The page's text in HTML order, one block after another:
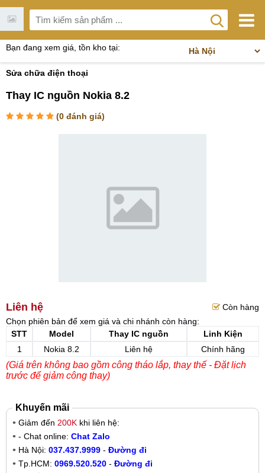
Bạn đang xem giá, tồn kho tại:
Sửa chữa điện thoại
Thay IC nguồn Nokia 8.2
(0 đánh giá)
Liên hệ
Còn hàng
Chọn phiên bản để xem giá và chi nhánh còn hàng:
STT
Model Thay IC nguồn
Linh Kiện
1
Nokia 8.2 Liên hệ Chính hãng
(Giá trên không bao gồm công tháo lắp, thay thế - Đặt lịch
trước để giảm công thay)
Khuyến mãi
Giảm đến 200K khi liên hệ:
- Chat online: Chat Zalo
Hà Nội: 037.437.9999 - Đường đi
Tp.HCM: 0969.520.520 - Đường đi